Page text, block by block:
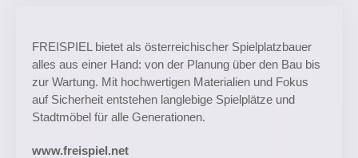
FREISPIEL bietet als österreichischer Spielplatzbauer
alles aus einer Hand: von der Planung über den Bau bis
zur Wartung. Mit hochwertigen Materialien und Fokus
auf Sicherheit entstehen langlebige Spielplätze und
Stadtmöbel für alle Generationen.
www.freispiel.net